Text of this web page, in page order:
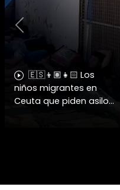
🇪🇸👦🏽👧🏻 Los
niños migrantes en
Ceuta que piden asilo
Previous